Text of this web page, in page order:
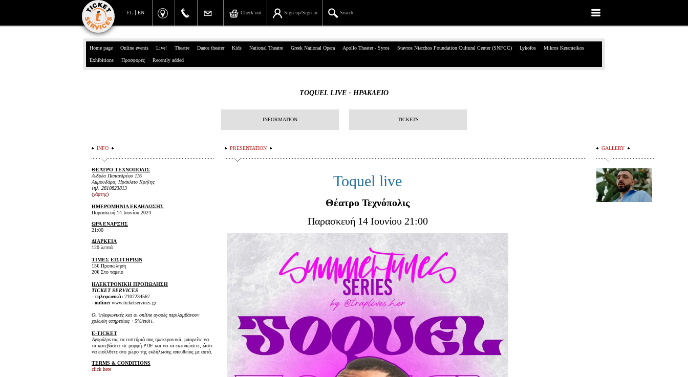
EN
EL Search
Sign up/Sign in
Check out
39, Panepistimiou Str, Athens
Home page Online events Live! Theatre Dance theater Kids National Theatre Greek National Opera Apollo Theater - Syros Stavros Niarchos Foundation Cultural Center (SNFCC) Lykofos Mikros Kerameikos
Exhibitions Προσφορές Recently added
TOQUEL LIVE - ΗΡΑΚΛΕΙΟ
INFORMATION TICKETS
PRESENTATION
Toquel live
Θέατρο Τεχνόπολις
Παρασκευή 14 Ιουνίου 21:00
INFO
ΘΕΑΤΡΟ ΤΕΧΝΟΠΟΛΙΣ
Ανδρέα Παπανδρέου 116
Αμμουδάρα, Ηράκλειο Κρήτης
τηλ. 2810823813
(χάρτης)
ΗΜΕΡΟΜΗΝΙΑ ΕΚΔΗΛΩΣΗΣ
Παρασκευή 14 Ιουνίου 2024
ΩΡΑ ΕΝΑΡΞΗΣ
21:00
ΔΙΑΡΚΕΙΑ
120 λεπτά
ΤΙΜΕΣ ΕΙΣΙΤΗΡΙΩΝ
15€ Προπώληση
20€ Στο ταμείο
ΗΛΕΚΤΡΟΝΙΚΗ ΠΡΟΠΩΛΗΣΗ
TICKET SERVICES
- τηλεφωνικά: 2107234567
- online: www.ticketservices.gr
Οι τηλεφωνικές και οι online αγορές περιλαμβάνουν
χρέωση υπηρεσιας +5%/εισιτ.
E-TICKET
Αγοράζοντας τα εισιτήριά σας ηλεκτρονικά, μπορείτε να
τα κατεβάσετε σε μορφή PDF και να τα εκτυπώσετε, ώστε
να εισέλθετε στο χώρο της εκδήλωσης απευθείας με αυτά.
TERMS & CONDITIONS
click here
GALLERY